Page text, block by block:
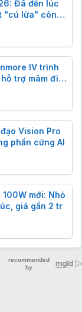
Đã đến lúc
"cú lừa" công
IV trình
trợ mâm đĩa
Vision Pro
phần cứng AI
mới: Nhỏ
giá gần 2 tr